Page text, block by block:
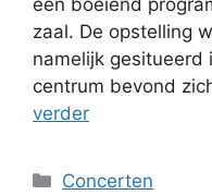
een boeiend
zaal. De opstelling
namelijk gesitueerd
centrum bevond
verder
Categorieën
Concerten